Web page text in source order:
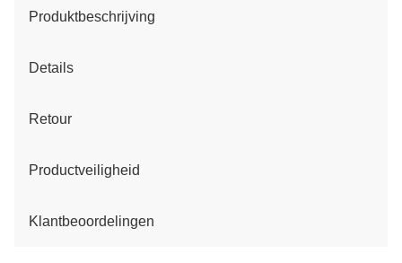
Produktbeschrijving
Details
Retour
Productveiligheid
Klantbeoordelingen